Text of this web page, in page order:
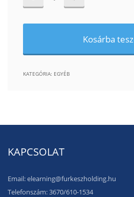
mennyiség
Kosárba
KATEGÓRIA: EGYÉB
KAPCSOLAT
Email: elearning@furkeszholding.hu
Telefonszám: 3670/610-1534